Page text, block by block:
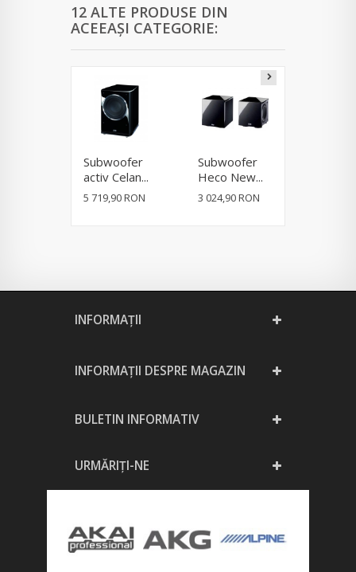
12 ALTE PRODUSE DIN
ACEEAȘI CATEGORIE:
Subwoofer
activ Celan...
5 719,90 RON
Subwoofer
Heco New...
3 024,90 RON
INFORMAŢII
INFORMAȚII DESPRE MAGAZIN
BULETIN INFORMATIV
URMĂRIȚI-NE